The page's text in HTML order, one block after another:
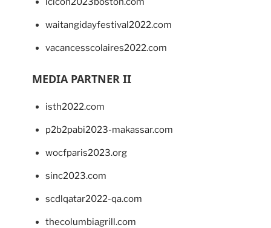
waitangidayfestival2022.com
vacancesscolaires2022.com
MEDIA PARTNER II
isth2022.com
p2b2pabi2023-makassar.com
wocfparis2023.org
sinc2023.com
scdlqatar2022-qa.com
thecolumbiagrill.com